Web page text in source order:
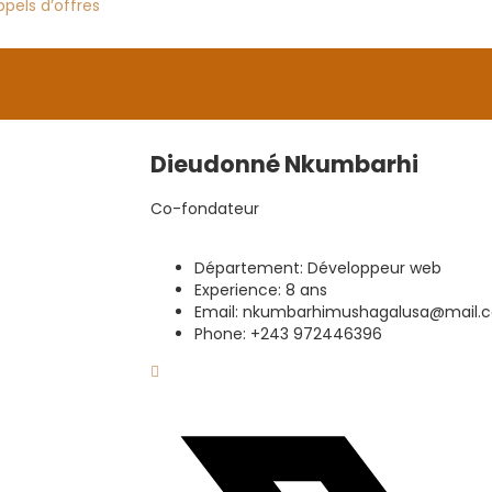
d’offres
Dieudonné Nkumbarhi
Co-fondateur
Département: Développeur web
Experience: 8 ans
Email:
Phone: +243 972446396